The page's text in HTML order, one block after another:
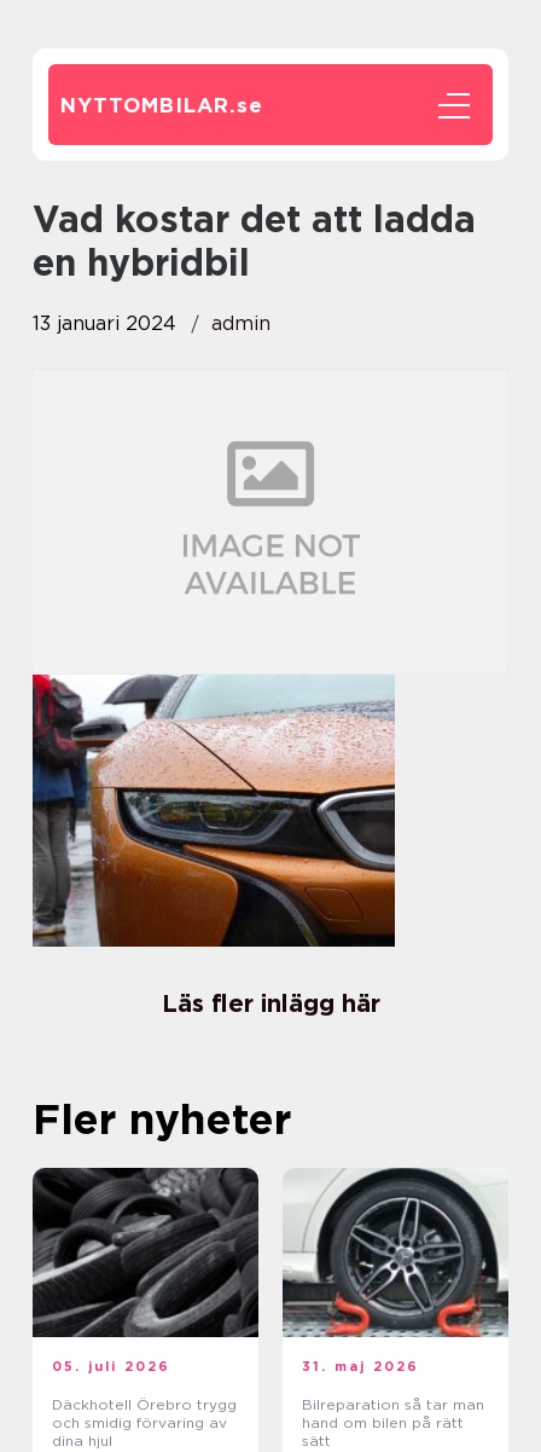
NYTTOMBILAR.se
vad kostar det att ladda
en hybridbil
13 januari 2024 admin
Läs fler inlägg här
Fler nyheter
05. juli 2026
Däckhotell Örebro trygg
och smidig förvaring av
dina hjul
31. maj 2026
Bilreparation så tar man
hand om bilen på rätt
sätt